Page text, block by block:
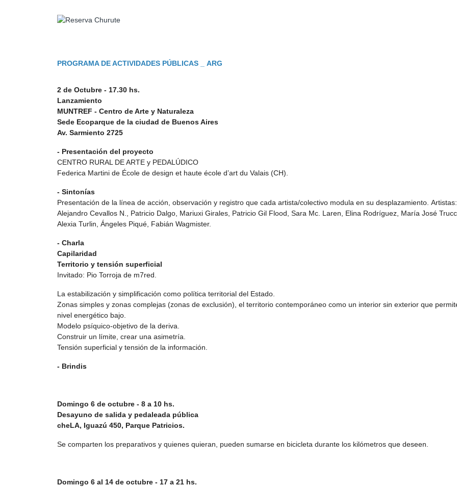
PROGRAMA DE ACTIVIDADES PÚBLICAS _ ARG
2 de Octubre - 17.30 hs.
Lanzamiento
MUNTREF - Centro de Arte y Naturaleza
Sede Ecoparque de la ciudad de Buenos Aires
Av. Sarmiento 2725
- Presentación del proyecto
CENTRO RURAL DE ARTE y PEDALÚDICO
Federica Martini de École de design et haute école d’art du Valais (CH).
- Sintonías
Presentación de la línea de acción, observación y registro que cada artista/colectivo modula en su desplazamiento. Artistas:
Alejandro Cevallos N., Patricio Dalgo, Mariuxi Girales, Patricio Gil Flood, Sara Mc. Laren, Elina Rodríguez, María José
Alexia Turlin, Ángeles Piqué, Fabián Wagmister.
- Charla
Capilaridad
Territorio y tensión superficial
Invitado: Pio Torroja de m7red.
La estabilización y simplificación como política territorial del Estado.
Zonas simples y zonas complejas (zonas de exclusión), el territorio contemporáneo como un interior sin exterior que
nivel energético bajo.
Modelo psíquico-objetivo de la deriva.
Construir un límite, crear una asimetría.
Tensión superficial y tensión de la información.
- Brindis
Domingo 6 de octubre - 8 a 10 hs.
Desayuno de salida y pedaleada pública
cheLA, Iguazú 450, Parque Patricios.
Se comparten los preparativos y quienes quieran, pueden sumarse en bicicleta durante los kilómetros que deseen.
Domingo 6 al 14 de octubre - 17 a 21 hs.